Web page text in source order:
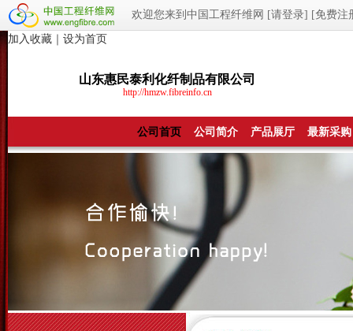
欢迎您来到中国工程纤维网 [请登录] [免费注
加入收藏 设为首页
山东惠民泰利化纤制品有限公司
http://hmzw.fibreinfo.cn
公司首页 公司简介 产品展厅 最新采购